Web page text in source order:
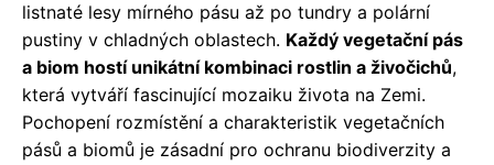
listnaté lesy mírného pásu až po tundry a polární
pustiny v chladných oblastech. Každý vegetační pás
a biom hostí unikátní kombinaci rostlin a živočichů,
která vytváří fascinující mozaiku života na Zemi.
Pochopení rozmístění a charakteristik vegetačních
pásů a biomů je zásadní pro ochranu biodiverzity a